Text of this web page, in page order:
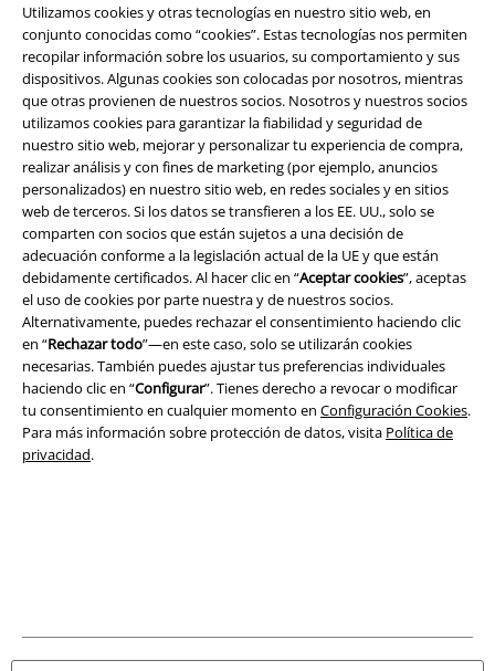
Utilizamos cookies y otras tecnologías en nuestro sitio web, en
conjunto conocidas como “cookies”. Estas tecnologías nos permiten
recopilar información sobre los usuarios, su comportamiento y sus
dispositivos. Algunas cookies son colocadas por nosotros, mientras
que otras provienen de nuestros socios. Nosotros y nuestros socios
utilizamos cookies para garantizar la fiabilidad y seguridad de
nuestro sitio web, mejorar y personalizar tu experiencia de compra,
realizar análisis y con fines de marketing (por ejemplo, anuncios
personalizados) en nuestro sitio web, en redes sociales y en sitios
web de terceros. Si los datos se transfieren a los EE. UU., solo se
comparten con socios que están sujetos a una decisión de
adecuación conforme a la legislación actual de la UE y que están
debidamente certificados. Al hacer clic en “Aceptar cookies”, aceptas
el uso de cookies por parte nuestra y de nuestros socios.
Alternativamente, puedes rechazar el consentimiento haciendo clic
en “Rechazar todo”—en este caso, solo se utilizarán cookies
necesarias. También puedes ajustar tus preferencias individuales
haciendo clic en “Configurar”. Tienes derecho a revocar o modificar
tu consentimiento en cualquier momento en Configuración Cookies.
Para más información sobre protección de datos, visita Política de
privacidad.
A Warner Music Group Company
Seguridad
Aviso Legal